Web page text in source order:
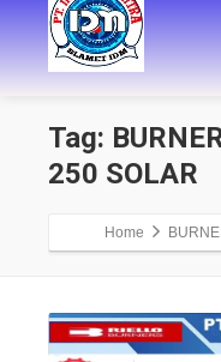
Tag:
250 SOLAR
Home